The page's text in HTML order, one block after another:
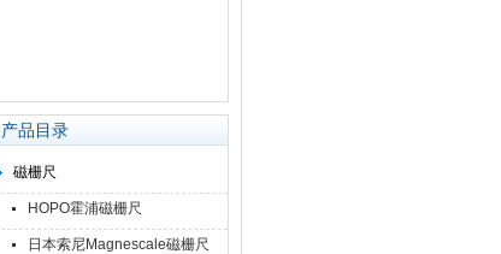
产品目录
磁栅尺
HOPO霍浦磁栅尺
日本索尼Magnescale磁栅尺